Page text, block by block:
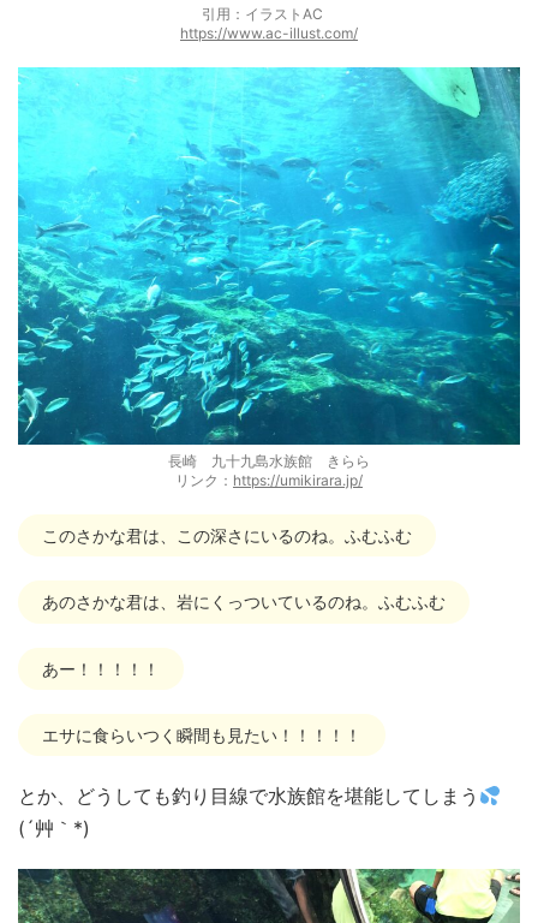
引用：イラストAC
https://www.ac-illust.com/
長崎 九十九島水族館 きらら
リンク： https://umikirara.jp/
このさかな君は、この深さにいるのね。ふむふむ
あのさかな君は、岩にくっついているのね。ふむふむ
あー！！！！！
エサに食らいつく瞬間も見たい！！！！！
とか、どうしても釣り目線で水族館を堪能してしまう
(´艸｀*)